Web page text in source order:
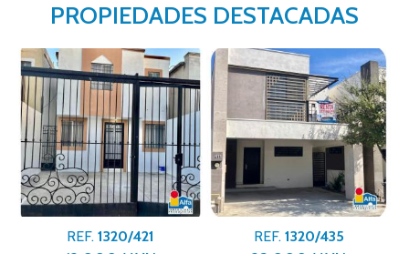
PROPIEDADES DESTACADAS
REF. 1320/421 REF. 1320/435